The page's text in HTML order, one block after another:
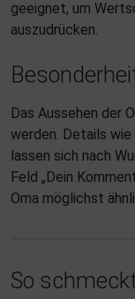
geeignet, um
auszudrücken.
Das Aussehen der
werden. Details wie
lassen sich nach
Feld „Dein
Oma möglichst
So